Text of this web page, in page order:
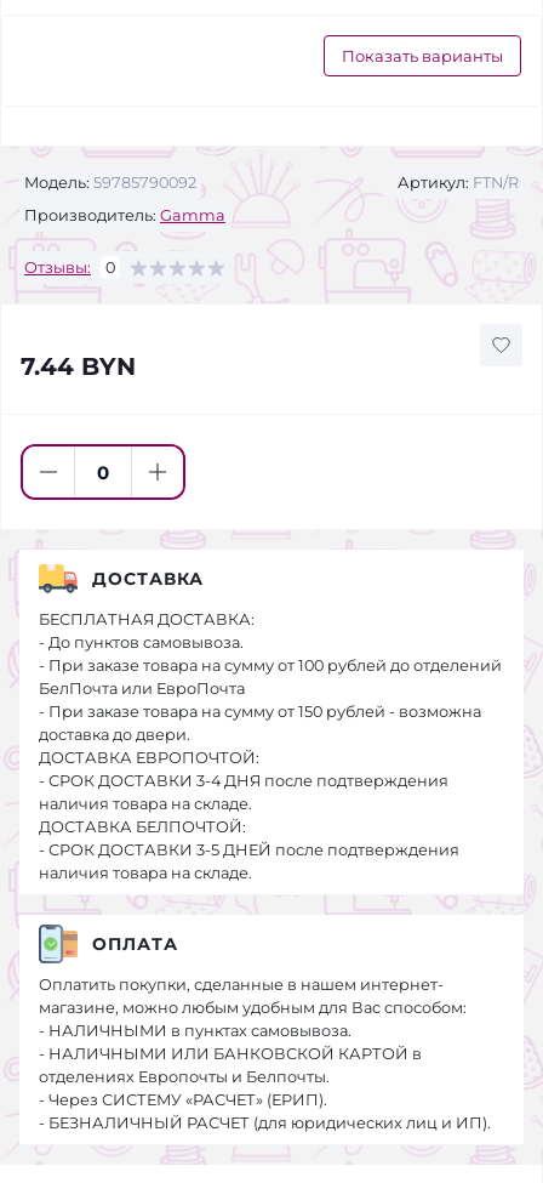
Показать варианты
Модель: 59785790092 Артикул: FTN/R
Производитель: Gamma
Отзывы: 0
7.44 BYN
ДОСТАВКА
БЕСПЛАТНАЯ ДОСТАВКА:
- До пунктов самовывоза.
- При заказе товара на сумму от 100 рублей до отделений
БелПочта или ЕвроПочта
- При заказе товара на сумму от 150 рублей - возможна
доставка до двери.
ДОСТАВКА ЕВРОПОЧТОЙ:
- СРОК ДОСТАВКИ 3-4 ДНЯ после подтверждения
наличия товара на складе.
ДОСТАВКА БЕЛПОЧТОЙ:
- СРОК ДОСТАВКИ 3-5 ДНЕЙ после подтверждения
наличия товара на складе.
ОПЛАТА
Оплатить покупки, сделанные в нашем интернет-
магазине, можно любым удобным для Вас способом:
- НАЛИЧНЫМИ в пунктах самовывоза.
- НАЛИЧНЫМИ ИЛИ БАНКОВСКОЙ КАРТОЙ в
отделениях Европочты и Белпочты.
- Через СИСТЕМУ «РАСЧЕТ» (ЕРИП).
- БЕЗНАЛИЧНЫЙ РАСЧЕТ (для юридических лиц и ИП).